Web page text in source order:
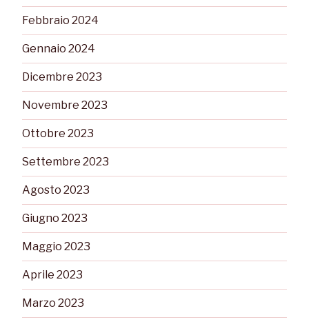
Febbraio 2024
Gennaio 2024
Dicembre 2023
Novembre 2023
Ottobre 2023
Settembre 2023
Agosto 2023
Giugno 2023
Maggio 2023
Aprile 2023
Marzo 2023